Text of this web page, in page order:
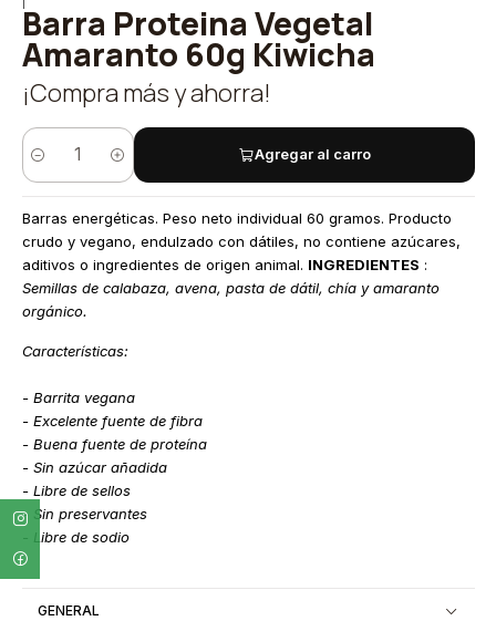
Barra Proteina Vegetal
Amaranto 60g Kiwicha
¡Compra más y ahorra!
Cantidad
Agregar al carro
Barras energéticas. Peso neto individual 60 gramos. Producto
crudo y vegano, endulzado con dátiles, no contiene azúcares,
aditivos o ingredientes de origen animal. INGREDIENTES :
Semillas de calabaza, avena, pasta de dátil, chía y amaranto
orgánico.
Características:
- Barrita vegana
- Excelente fuente de fibra
- Buena fuente de proteína
- Sin azúcar añadida
- Libre de sellos
- Sin preservantes
- Libre de sodio
GENERAL